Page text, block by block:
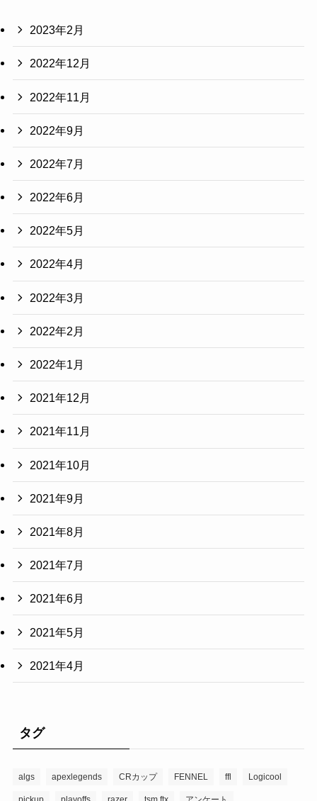
2023年2月
2022年12月
2022年11月
2022年9月
2022年7月
2022年6月
2022年5月
2022年4月
2022年3月
2022年2月
2022年1月
2021年12月
2021年11月
2021年10月
2021年9月
2021年8月
2021年7月
2021年6月
2021年5月
2021年4月
タグ
algs apexlegends CRカップ FENNEL ffl Logicool